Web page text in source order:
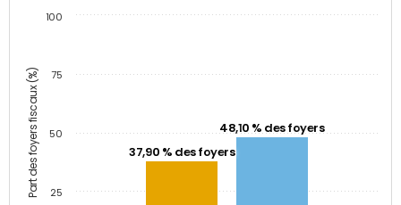
Part des foyers fiscaux (%) 37,90 % des foyers
48,10 % des foyers
25
50
75
100